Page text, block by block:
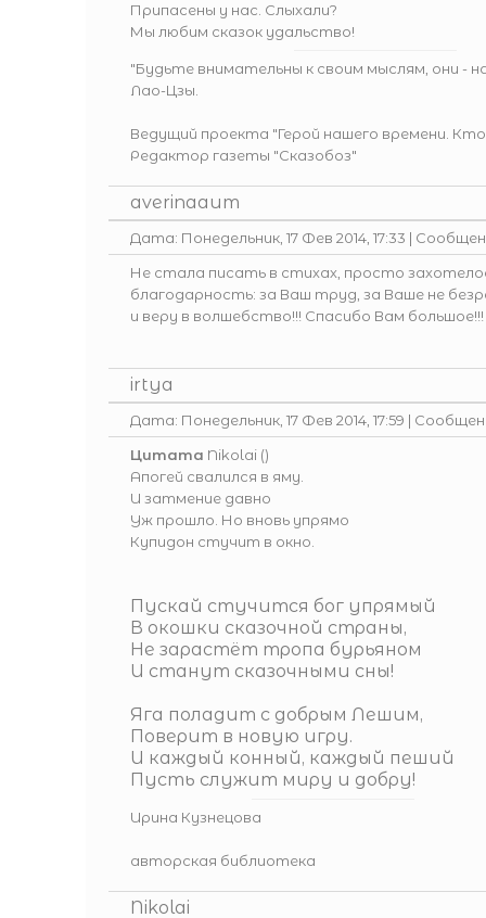
Припасены у нас. Слыхали?
Мы любим сказок удальство!
"Будьте внимательны к своим мыслям, они -
Лао-Цзы.
Ведущий проекта "Герой нашего времени.
Редактор газеты "Сказобоз"
averinaaum
Дата: Понедельник, 17 Фев 2014, 17:33 |
Не стала писать в стихах, просто
благодарность: за Ваш труд, за Ваше не
и веру в волшебство!!! Спасибо Вам
irtya
Дата: Понедельник, 17 Фев 2014, 17:59 |
Цитата Nikolai ()
Апогей свалился в яму.
И затмение давно
Уж прошло. Но вновь упрямо
Купидон стучит в окно.
Пускай стучится бог упрямый
В окошки сказочной страны,
Не зарастёт тропа бурьяном
И станут сказочными сны!
Яга поладит с добрым Лешим,
Поверит в новую игру.
И каждый конный, каждый пеший
Пусть служит миру и добру!
Ирина Кузнецова
авторская библиотека
Nikolai